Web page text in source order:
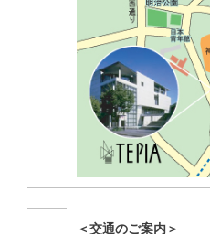
＜交通のご案内＞